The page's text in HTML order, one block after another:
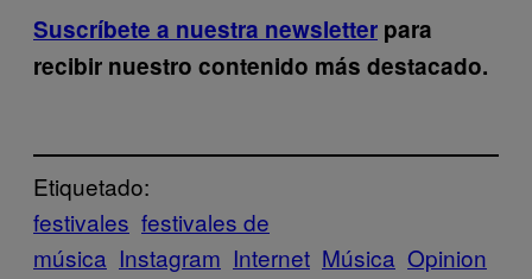
Suscríbete a nuestra newsletter para
recibir nuestro contenido más destacado.
Etiquetado:
festivales festivales de
música Instagram Internet Música Opinion